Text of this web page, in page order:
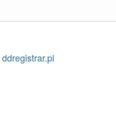
ddregistrar.pl